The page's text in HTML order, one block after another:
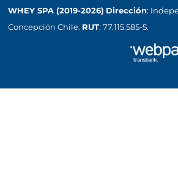
WHEY SPA (2019-2026) Dirección:
Concepción Chile. RUT: 77.115.585-5.